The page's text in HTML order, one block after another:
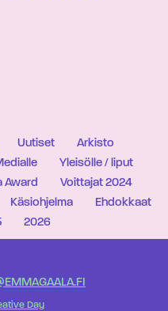
Uutiset
Arkisto
Yleisölle / liput
Award
Voittajat 2024
Käsiohjelma
Ehdokkaat
2026
Day